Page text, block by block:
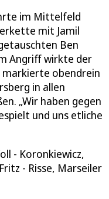
im Mittelfeld
mit Jamil
Ben
Angriff wirkte der
obendrein
in allen
„Wir haben gegen
und uns etliche
- Koronkiewicz,
- Risse, Marseiler